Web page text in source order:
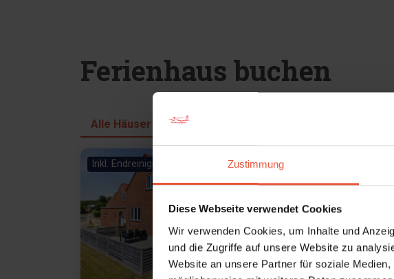
Zustimmung
Diese Webseite verwendet Cookies
Wir verwenden Cookies, um Inhalte und
und die Zugriffe auf unsere Website zu
Website an unsere Partner für soziale
Ferienhaus buchen
Alle Häuser
Inkl. Endreinigung
Lädt ...